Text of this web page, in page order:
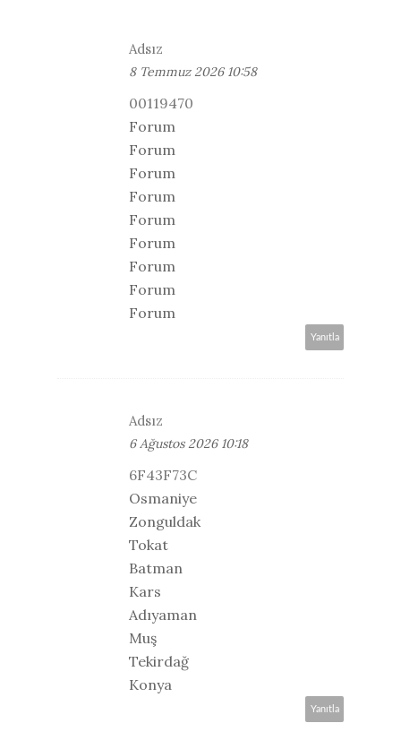
Adsız
8 Temmuz 2026 10:58
00119470
Forum
Forum
Forum
Forum
Forum
Forum
Forum
Forum
Forum
Yanıtla
Adsız
6 Ağustos 2026 10:18
6F43F73C
Osmaniye
Zonguldak
Tokat
Batman
Kars
Adıyaman
Muş
Tekirdağ
Konya
Yanıtla